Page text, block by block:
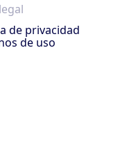
de privacidad
de uso